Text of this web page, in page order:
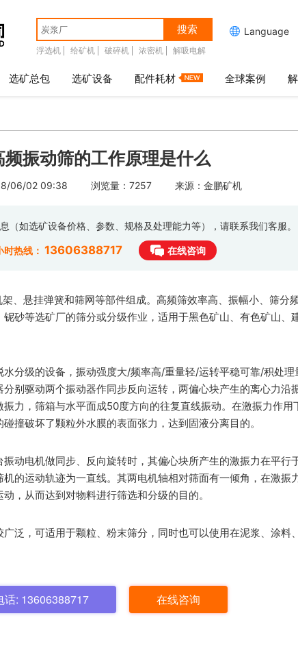
搜索
浮选机 给矿机 破碎机 浓密机 解吸电解
 Language
选矿总包 选矿设备 配件耗材 全球案例
频振动筛的工作原理是什么
06/02 09:38 浏览量：7257 来源：金鹏矿机
（如选矿设备价格、参数、规格及处理能力等），请联系我们客服。
热线： 13606388717 在线咨询
、悬挂弹簧和筛网等部件组成。高频筛效率高、振幅小、筛分
砂等选矿厂的筛分或分级作业，适用于黑色矿山、有色矿山、
分级的设备，振动强度大/频率高/重量轻/运转平稳可靠/积处
别驱动两个振动器作同步反向运转，两偏心块产生的离心力沿
力，筛箱与水平面成50度方向的往复直线振动。在激振力作用
撞破坏了颗粒外水膜的表面张力，达到固液分离目的。
动电机做同步、反向旋转时，其偏心块所产生的激振力在平行
的运动轨迹为一直线。其两电机轴相对筛面有一倾角，在激振
，从而达到对物料进行筛选和分级的目的。
广泛，可适用于颗粒、粉末筛分，同时也可以使用在泥浆、涂料
话: 13606388717 在线咨询